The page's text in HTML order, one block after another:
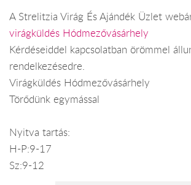
A Strelitzia Virág És Ajándék Üzlet
virágküldés Hódmezővásárhely
Kérdéseiddel kapcsolatban örömmel
rendelkezésedre.
Virágküldés Hódmezővásárhely
Törődünk egymással
Nyitva tartás:
H-P:9-17
Sz:9-12